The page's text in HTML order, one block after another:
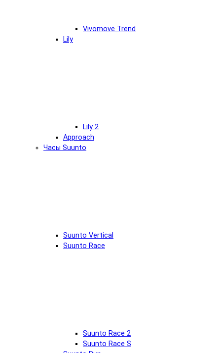
Vivomove Trend
Lily
Lily 2
Approach
Часы Suunto
Suunto Vertical
Suunto Race
Suunto Race 2
Suunto Race S